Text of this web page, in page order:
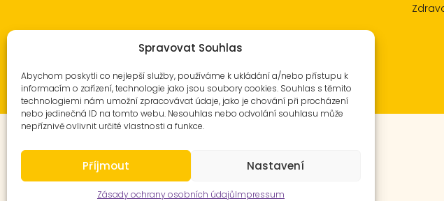
Spravovat Souhlas
Abychom poskytli co nejlepší služby, používáme k ukládání a/nebo přístupu k
informacím o zařízení, technologie jako jsou soubory cookies. Souhlas s těmito
technologiemi nám umožní zpracovávat údaje, jako je chování při procházení
nebo jedinečná ID na tomto webu. Nesouhlas nebo odvolání souhlasu může
nepříznivě ovlivnit určité vlastnosti a funkce.
Příjmout Nastavení
Zásady ochrany osobních údajůImpressum
© 2025 NěmeckáPráce.cz. All Right Reserved.